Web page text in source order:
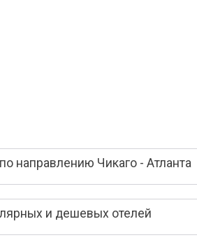
направлению Чикаго - Атланта
и дешевых отелей